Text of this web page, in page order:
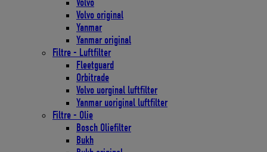
Volvo
Volvo original
Yanmar
Yanmar original
Filtre - Luftfilter
Fleetguard
Orbitrade
Volvo uorginal luftfilter
Yanmar uoriginal luftfilter
Filtre - Olie
Bosch Oliefilter
Bukh